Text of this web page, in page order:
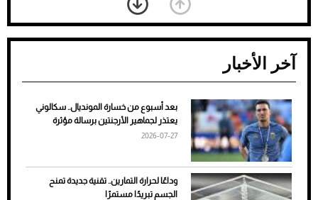
ضعف تبريد مكيف السيارة عند الوقوف.. أشهر
الأسباب والحلول
آخر الأخبار
بعد أسبوع من خسارة المونديال.. سكالوني
يعتذر لجماهير الأرجنتين برسالة مؤثرة
2026-07-27
وداعًا لحرارة التمارين.. تقنية جديدة تمنح
الجسم تبريدًا مستمرًا